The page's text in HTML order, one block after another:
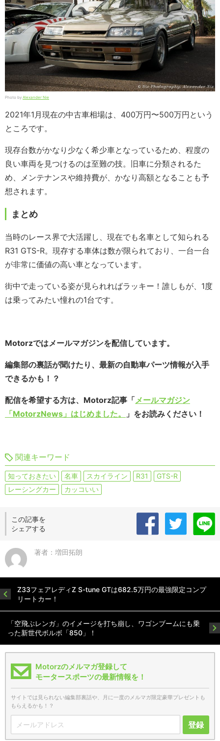
Photo by Alexander Nie
2021年1月現在の中古車相場は、400万円〜500万円という
ところです。
現存台数がかなり少なく希少車となっているため、程度の
良い車両を見つけるのは至難の技。旧車に分類されるた
め、メンテナンスや維持費が、かなり高額となることも予
想されます。
まとめ
当時のレース界で大活躍し、現在でも名車として知られる
R31 GTS-R。現存する車体は数が限られており、一台一台
が非常に価値の高い車となっています。
街中で走っている姿が見られればラッキー！誰しもが、1度
は乗ってみたい憧れの1台です。
Motorzではメールマガジンを配信しています。
編集部の裏話が聞けたり、最新の自動車パーツ情報が入手
できるかも！？
配信を希望する方は、Motorz記事「メールマガジン
「MotorzNews」はじめました。
」をお読みください！
関連キーワード
知っておきたい 名車 スカイライン R31
GTS-R
レーシングカー
カッコいい
この記事を
シェアする
著者：増田拓朗
Z33フェアレディZ S-tune GTは682.5万円の最強限定コンプ
リートカー！
「空飛ぶレンガ」のイメージを打ち崩し、ワゴンブームにも乗
った新世代ボルボ「850」！
Motorzのメルマガ登録して
モータースポーツの最新情報を！
サイトでは見られない編集部裏話や、月に一度のメルマガ限定豪華プレゼントも
もらえるかも！？
登録